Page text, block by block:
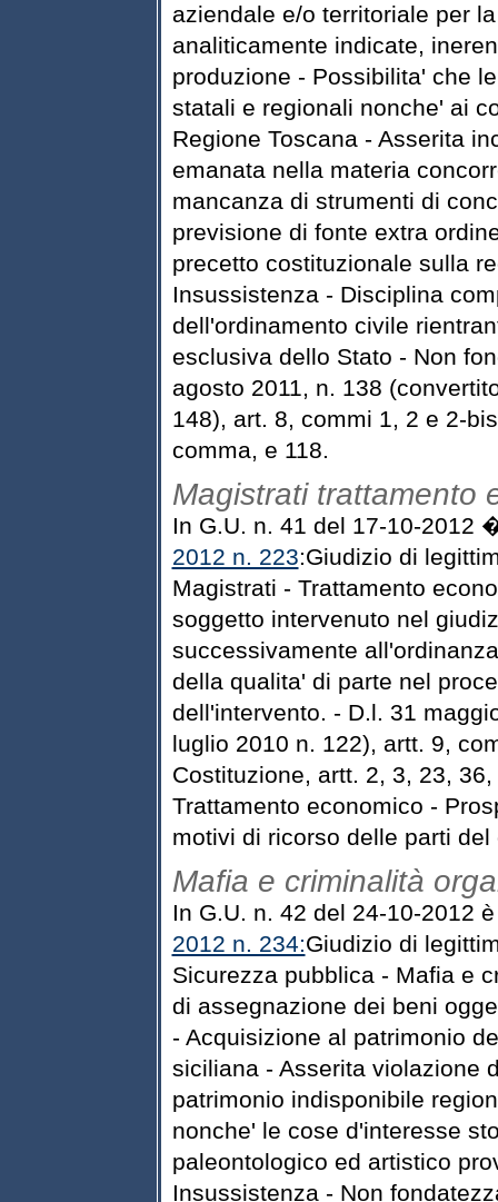
aziendale e/o territoriale per
analiticamente indicate,
produzione - Possibilita' che
statali e regionali nonche' ai
Regione Toscana - Asserita
emanata nella materia
mancanza di strumenti di
previsione di fonte extra
precetto costituzionale sulla
Insussistenza - Disciplina
dell'ordinamento civile
esclusiva dello Stato - Non
agosto 2011, n. 138
148), art. 8, commi 1, 2 e 2-
comma, e 118.
Magistrati trattamento
In G.U. n. 41 del 17-10-2012
2012 n. 223:Giudizio di
Magistrati - Trattamento
soggetto intervenuto nel
successivamente
della qualita' di parte nel
dell'intervento. - D.l. 31
luglio 2010 n. 122), artt. 9,
Costituzione, artt. 2, 3, 23,
Trattamento economico -
motivi di ricorso delle parti del
Mafia e criminalità
In G.U. n. 42 del 24-10-2012
2012 n. 234:Giudizio di
Sicurezza pubblica - Mafia e
di assegnazione dei beni
- Acquisizione al patrimonio
siciliana - Asserita violazione
patrimonio indisponibile
nonche' le cose d'interesse
paleontologico ed artistico
Insussistenza - Non